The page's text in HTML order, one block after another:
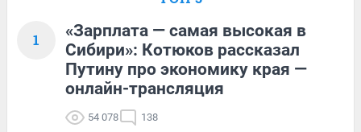
1
«Зарплата — самая высокая в
Сибири»: Котюков рассказал
Путину про экономику края —
онлайн-трансляция
54 078 138